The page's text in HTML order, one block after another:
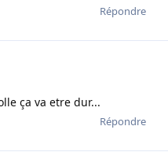
Répondre
ça va etre dur...
Répondre